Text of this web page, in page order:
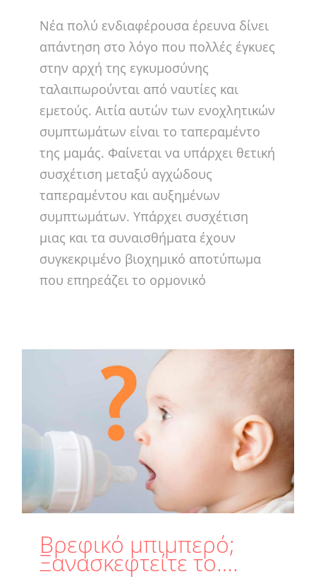
Νέα πολύ ενδιαφέρουσα έρευνα δίνει
απάντηση στο λόγο που πολλές έγκυες
στην αρχή της εγκυμοσύνης
ταλαιπωρούνται από ναυτίες και
εμετούς. Αιτία αυτών των ενοχλητικών
συμπτωμάτων είναι το ταπεραμέντο
της μαμάς. Φαίνεται να υπάρχει θετική
συσχέτιση μεταξύ αγχώδους
ταπεραμέντου και αυξημένων
συμπτωμάτων. Υπάρχει συσχέτιση
μιας και τα συναισθήματα έχουν
συγκεκριμένο βιοχημικό αποτύπωμα
που επηρεάζει το ορμονικό
Βρεφικό μπιμπερό;
Ξανασκεφτείτε το….